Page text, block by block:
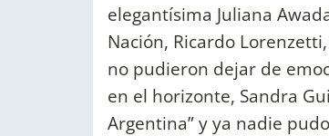
elegantísima Juliana
Nación, Ricardo
no pudieron dejar de
en el horizonte, Sandra
Argentina” y ya nadie